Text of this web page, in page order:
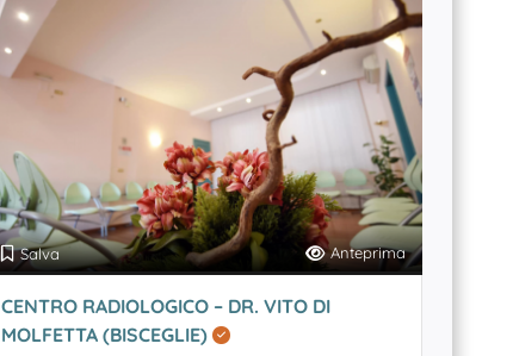
Salva Anteprima
CENTRO RADIOLOGICO – DR. VITO DI
MOLFETTA (BISCEGLIE)